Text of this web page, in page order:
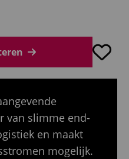
van slimme end-
en maakt
mogelijk.